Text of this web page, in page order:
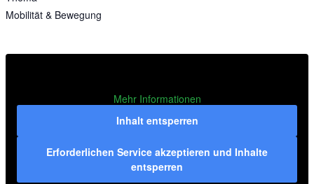
Mobilität & Bewegung
Mehr Informationen
Inhalt entsperren
Erforderlichen Service akzeptieren und Inhalte
entsperren